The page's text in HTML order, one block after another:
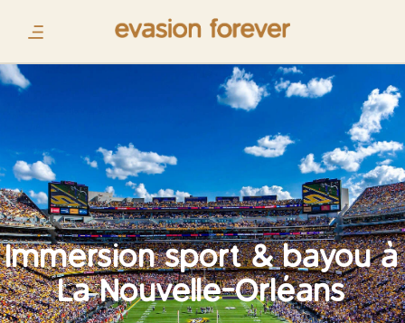
Immersion sport & bayou à
La Nouvelle-Orléans